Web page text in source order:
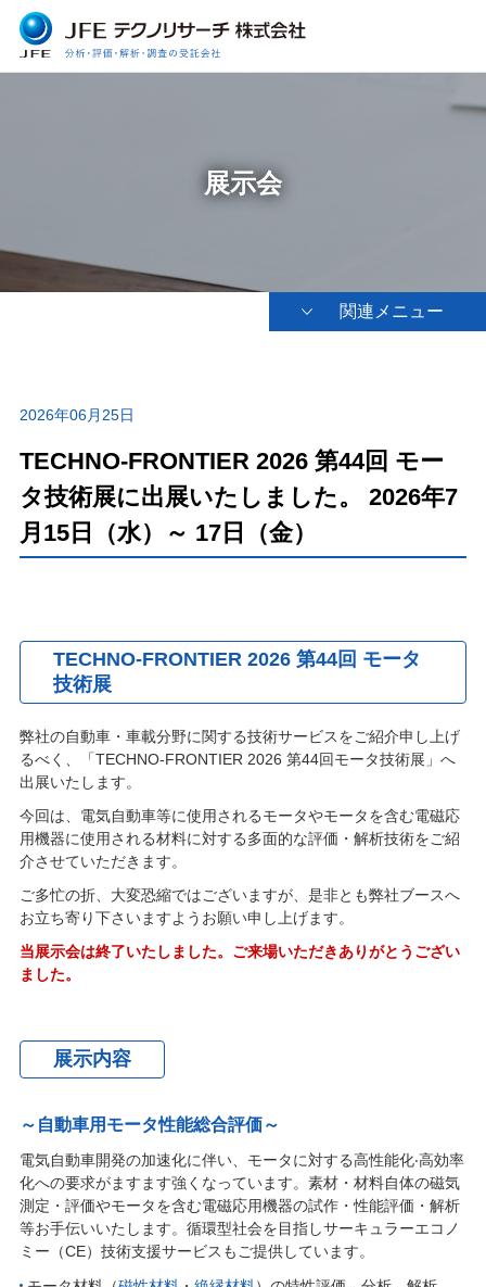
展示会
関連メニュー
2026年06月25日
TECHNO-FRONTIER 2026 第44回 モー
タ技術展に出展いたしました。 2026年7
月15日（水）～ 17日（金）
TECHNO-FRONTIER 2026 第44回 モータ
技術展
弊社の自動車・車載分野に関する技術サービスをご紹介申し上げ
るべく、「TECHNO-FRONTIER 2026 第44回モータ技術展」へ
出展いたします。
今回は、電気自動車等に使用されるモータやモータを含む電磁応
用機器に使用される材料に対する多面的な評価・解析技術をご紹
介させていただきます。
ご多忙の折、大変恐縮ではございますが、是非とも弊社ブースへ
お立ち寄り下さいますようお願い申し上げます。
当展示会は終了いたしました。ご来場いただきありがとうござい
ました。
展示内容
～自動車用モータ性能総合評価～
電気自動車開発の加速化に伴い、モータに対する高性能化‧高効率
化への要求がますます強くなっています。素材・材料自体の磁気
測定・評価やモータを含む電磁応用機器の試作・性能評価・解析
等お手伝いいたします。循環型社会を目指しサーキュラーエコノ
ミー（CE）技術支援サービスもご提供しています。